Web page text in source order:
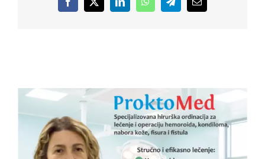
Facebook
X LinkedInWhatsAppTelegramEmail